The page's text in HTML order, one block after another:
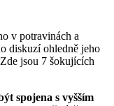
v potravinách a
diskuzí ohledně jeho
jsou 7 šokujících
spojena s vyšším